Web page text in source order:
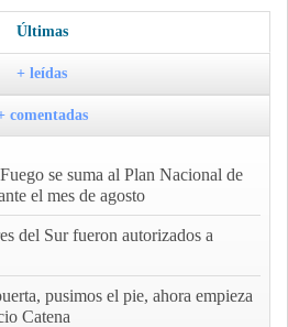
Últimas
+ leídas
comentadas
se suma al Plan Nacional de
el mes de agosto
del Sur fueron autorizados a
pusimos el pie, ahora empieza
Catena